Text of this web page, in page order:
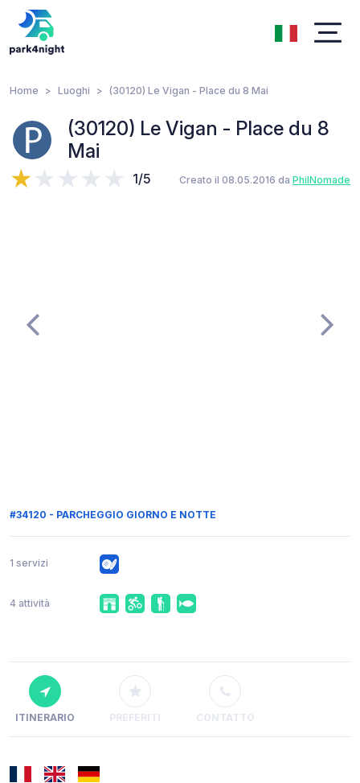
Home Luoghi (30120) Le Vigan - Place du 8 Mai
(30120) Le Vigan - Place du 8
Mai
1/5 Creato il 08.05.2016 da PhilNomade
#34120 - PARCHEGGIO GIORNO E NOTTE
1 servizi
4 attività
ITINERARIO PREFERITI CONTATTO